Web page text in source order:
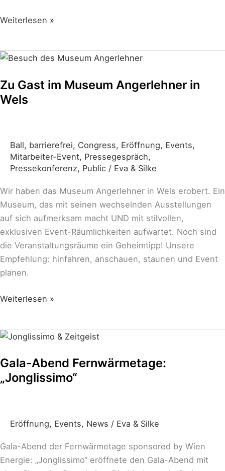
Weiterlesen »
Zu Gast im Museum Angerlehner in
Wels
Ball, barrierefrei, Congress, Eröffnung, Events,
Mitarbeiter-Event, Pressegespräch,
Pressekonferenz, Public / Eva & Silke
Wir haben das Museum Angerlehner in Wels erobert. Ein
Museum, das mit seinen wechselnden Ausstellungen
auf sich aufmerksam macht UND mit stilvollen,
exklusiven Event-Räumlichkeiten aufwartet. Noch sind
die Veranstaltungsräume ein Geheimtipp! Unsere
Empfehlung: hinfahren, anschauen, staunen und Event
planen.
Zu
im
Museum
Weiterlesen »
Gala-Abend Fernwärmetage:
„Jonglissimo“
Eröffnung, Events, News / Eva & Silke
Gala-Abend der Fernwärmetage sponsored by Wien
Energie: „Jonglissimo“ eröffnete den Gala-Abend mit
Gala-
Fernwärmetage:
„Jonglissimo“